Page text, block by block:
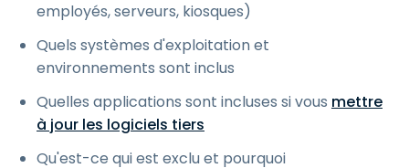
employés, serveurs, kiosques)
Quels systèmes d'exploitation et
environnements sont inclus
Quelles applications sont incluses si vous mettre
à jour les logiciels tiers
Qu'est-ce qui est exclu et pourquoi